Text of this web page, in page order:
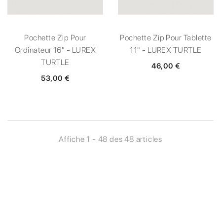
Pochette Zip Pour
Ordinateur 16" - LUREX
TURTLE
53,00 €
Pochette Zip Pour Tablette
11" - LUREX TURTLE
46,00 €
Affiche 1 - 48 des 48 articles